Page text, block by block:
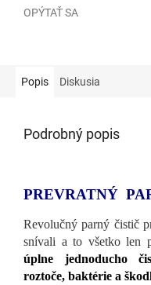
OPÝTAŤ SA
Popis Diskusia
Podrobný popis
PREVRATNÝ
Revolučný parný čistič
snívali a to všetko len
úplne jednoducho
roztoče, baktérie a